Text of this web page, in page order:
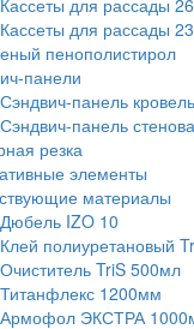
Кассеты для рассады
Кассеты для рассады
пенополистирол
панели
Сэндвич-панель
Сэндвич-панель
резка
элементы
материалы
Дюбель IZO 10
Клей полиуретановый
Очиститель TriS 500мл
Титанфлекс 1200мм
Армофол ЭКСТРА